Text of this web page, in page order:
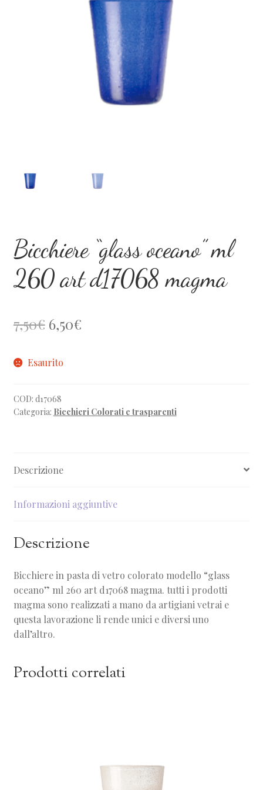
Bicchiere “glass oceano” ml
260 art d17068 magma
7,50€ Il
originale
era:
7,50€.
6,50€Il
6,50€.
Esaurito
COD: d17068
Categoria: Bicchieri Colorati e trasparenti
Descrizione
Informazioni aggiuntive
Descrizione
Bicchiere in pasta di vetro colorato modello “glass
oceano” ml 260 art d17068 magma. tutti i prodotti
magma sono realizzati a mano da artigiani vetrai e
questa lavorazione li rende unici e diversi uno
dall’altro.
Prodotti correlati